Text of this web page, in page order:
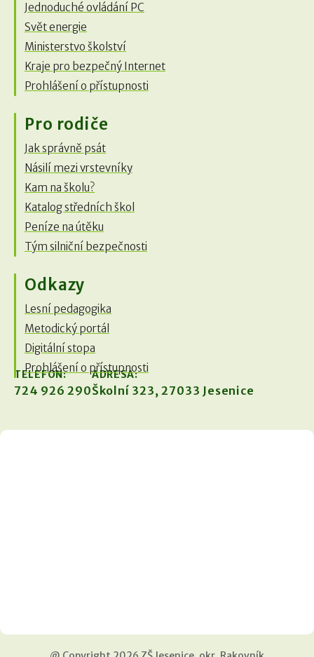
Jednoduché ovládání PC
Svět energie
Ministerstvo školství
Kraje pro bezpečný Internet
Prohlášení o přístupnosti
Pro rodiče
Jak správně psát
Násilí mezi vrstevníky
Kam na školu?
Katalog středních škol
Peníze na útěku
Tým silniční bezpečnosti
Odkazy
Lesní pedagogika
Metodický portál
Digitální stopa
Prohlášení o přístupnosti
TELEFON:
724 926 290
ADRESA:
Školní 323, 27033 Jesenice